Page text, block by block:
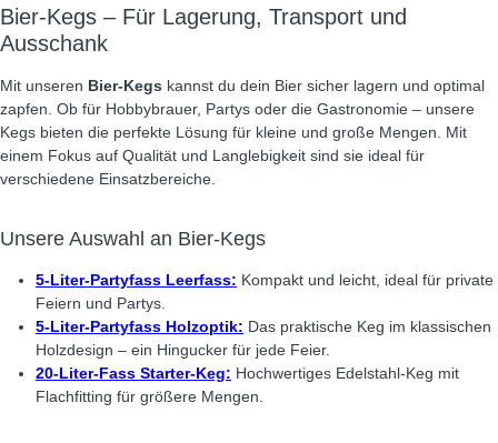
Bier-Kegs – Für Lagerung, Transport und
Ausschank
Mit unseren Bier-Kegs kannst du dein Bier sicher lagern und optimal
zapfen. Ob für Hobbybrauer, Partys oder die Gastronomie – unsere
Kegs bieten die perfekte Lösung für kleine und große Mengen. Mit
einem Fokus auf Qualität und Langlebigkeit sind sie ideal für
verschiedene Einsatzbereiche.
Unsere Auswahl an Bier-Kegs
5-Liter-Partyfass Leerfass: Kompakt und leicht, ideal für private
Feiern und Partys.
5-Liter-Partyfass Holzoptik: Das praktische Keg im klassischen
Holzdesign – ein Hingucker für jede Feier.
20-Liter-Fass Starter-Keg: Hochwertiges Edelstahl-Keg mit
Flachfitting für größere Mengen.